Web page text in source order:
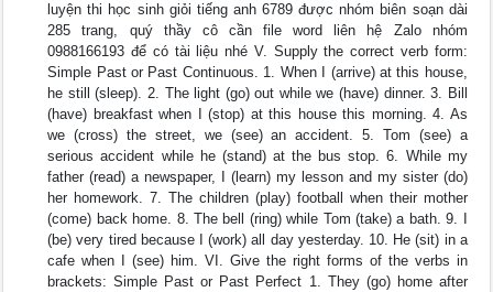
luyện thi học sinh giỏi tiếng anh 6789 được nhóm biên soạn dài
285 trang, quý thầy cô cần file word liên hệ Zalo nhóm
0988166193 để có tài liệu nhé V. Supply the correct verb form:
Simple Past or Past Continuous. 1. When I (arrive) at this house,
he still (sleep). 2. The light (go) out while we (have) dinner. 3. Bill
(have) breakfast when I (stop) at this house this morning. 4. As
we (cross) the street, we (see) an accident. 5. Tom (see) a
serious accident while he (stand) at the bus stop. 6. While my
father (read) a newspaper, I (learn) my lesson and my sister (do)
her homework. 7. The children (play) football when their mother
(come) back home. 8. The bell (ring) while Tom (take) a bath. 9. I
(be) very tired because I (work) all day yesterday. 10. He (sit) in a
cafe when I (see) him. VI. Give the right forms of the verbs in
brackets: Simple Past or Past Perfect 1. They (go) home after